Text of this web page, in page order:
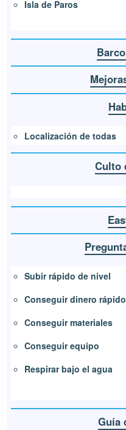
Isla de Paros
Localización de todas
Culto
Subir rápido de nivel
Conseguir dinero rápido
Conseguir materiales
Conseguir equipo
Respirar bajo el agua
Guía